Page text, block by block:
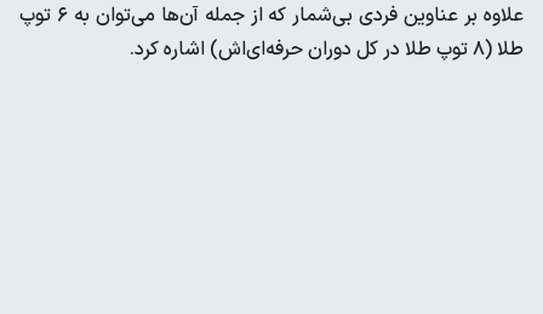
علاوه بر عناوین فردی بی‌شمار که از جمله آن‌ها می‌توان به ۶ توپ
طلا (۸ توپ طلا در کل دوران حرفه‌ای‌اش) اشاره کرد.